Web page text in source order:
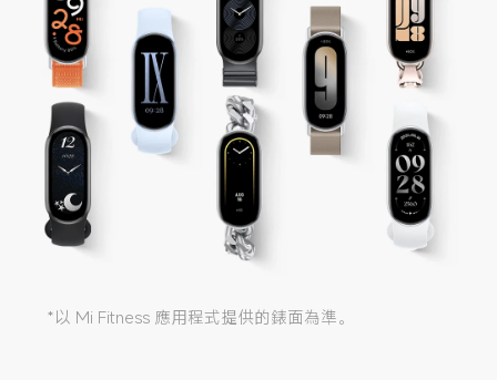
*以 Mi Fitness 應用程式提供的錶面為準。